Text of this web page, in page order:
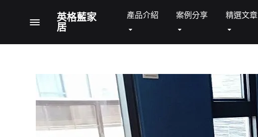
Menu英格藍家
居
家
居
間
家
具
與
產品介紹
沙發 SOFA 床架 BEDSTEAD
案例分享 精選文章